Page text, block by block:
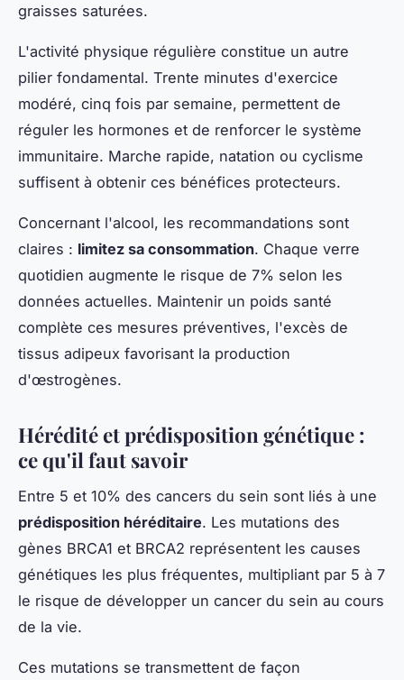
graisses saturées.
L'activité physique régulière constitue un autre
pilier fondamental. Trente minutes d'exercice
modéré, cinq fois par semaine, permettent de
réguler les hormones et de renforcer le système
immunitaire. Marche rapide, natation ou cyclisme
suffisent à obtenir ces bénéfices protecteurs.
Concernant l'alcool, les recommandations sont
claires : limitez sa consommation. Chaque verre
quotidien augmente le risque de 7% selon les
données actuelles. Maintenir un poids santé
complète ces mesures préventives, l'excès de
tissus adipeux favorisant la production
d'œstrogènes.
Hérédité et prédisposition génétique :
ce qu'il faut savoir
Entre 5 et 10% des cancers du sein sont liés à une
prédisposition héréditaire. Les mutations des
gènes BRCA1 et BRCA2 représentent les causes
génétiques les plus fréquentes, multipliant par 5 à 7
le risque de développer un cancer du sein au cours
de la vie.
Ces mutations se transmettent de façon